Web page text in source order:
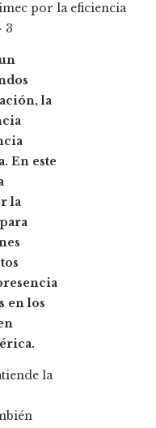
por la eficiencia
3
la
En este
la
en los
la